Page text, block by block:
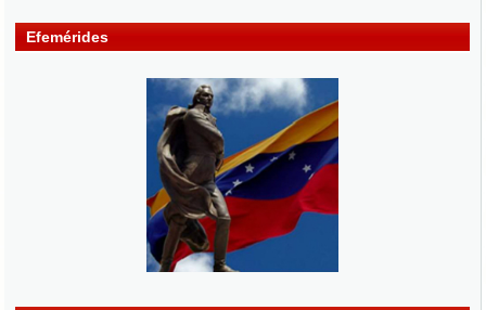
Efemérides